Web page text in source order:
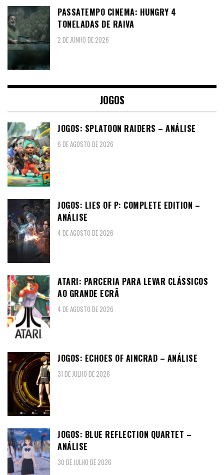
PASSATEMPO CINEMA: HUNGRY 4
TONELADAS DE RAIVA
2 DE JUNHO DE 2026
JOGOS
JOGOS: SPLATOON RAIDERS – ANÁLISE
6 DE AGOSTO DE 2026
JOGOS: LIES OF P: COMPLETE EDITION –
ANÁLISE
4 DE AGOSTO DE 2026
ATARI: PARCERIA PARA LEVAR CLÁSSICOS
AO GRANDE ECRÃ
4 DE AGOSTO DE 2026
JOGOS: ECHOES OF AINCRAD – ANÁLISE
31 DE JULHO DE 2026
JOGOS: BLUE REFLECTION QUARTET –
ANÁLISE
30 DE JULHO DE 2026